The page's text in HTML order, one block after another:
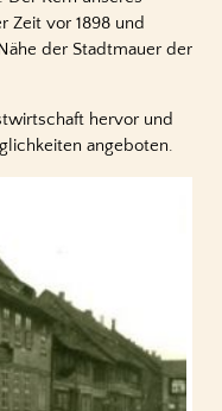
Zeit vor 1898 und
der Stadtmauer der
hervor und
angeboten.